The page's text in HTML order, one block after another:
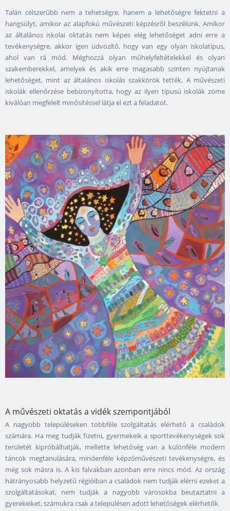
Talán célszerűbb nem a tehetségre, hanem a lehetőségre fektetni a
hangsúlyt, amikor az alapfokú művészeti képzésről beszélünk. Amikor
az általános iskolai oktatás nem képes elég lehetőséget adni erre a
tevékenységre, akkor igen üdvözítő, hogy van egy olyan iskolatípus,
ahol van rá mód. Méghozzá olyan műhelyfeltételekkel és olyan
szakemberekkel, amelyek és akik erre magasabb szinten nyújtanak
lehetőséget, mint az általános iskolás szakkörök tették. A művészeti
iskolák ellenőrzése bebizonyította, hogy az ilyen típusú iskolák zöme
kiválóan megfelelt minősítéssel látja el ezt a feladatot.
A művészeti oktatás a vidék szempontjából
A nagyobb településeken többféle szolgáltatás elérhető a családok
számára. Ha meg tudják fizetni, gyermekeik a sporttevékenységek sok
területét kipróbálhatják, mellette lehetőség van a különféle modern
táncok megtanulására, mindenféle képzőművészeti tevékenységre, és
még sok másra is. A kis falvakban azonban erre nincs mód. Az ország
hátrányosabb helyzetű régióiban a családok nem tudják elérni ezeket a
szolgáltatásokat, nem tudják a nagyobb városokba beutaztatni a
gyerekeiket, számukra csak a településen adott lehetőségek elérhetők.